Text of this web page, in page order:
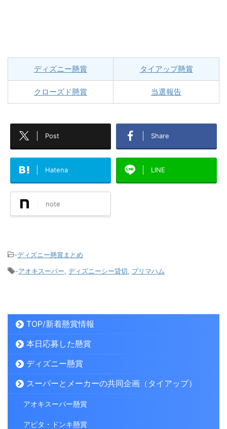
ディズニー懸賞 タイアップ懸賞
クローズド懸賞 当選報告
Post Share
Hatena LINE
note
-ディズニー懸賞まとめ
-アオキスーパー ディズニーシー貸切 プリマハム
TOP/新着懸賞情報
本日応募した懸賞
ディズニー懸賞
スーパーとメーカーの共同企画（タイアップ）
アオキスーパー懸賞
アピタ・ドンキ懸賞